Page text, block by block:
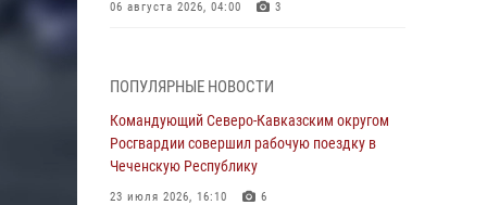
06 августа 2026, 04:00 3
(видео)
05 августа 2026, 14:44 1
На Северном Кавказе росгвардейцы приняли
участие в мероприятиях памяти генерала
ПОПУЛЯРНЫЕ НОВОСТИ
Командующий Северо-Кавказским округом
Росгвардии совершил рабочую поездку в
Чеченскую Республику
23 июля 2026, 16:10 6